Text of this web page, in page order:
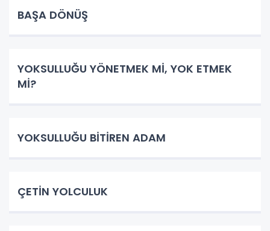
BAŞA DÖNÜŞ
YOKSULLUĞU YÖNETMEK Mİ, YOK ETMEK
Mİ?
YOKSULLUĞU BİTİREN ADAM
ÇETİN YOLCULUK